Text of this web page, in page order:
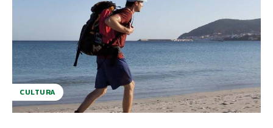
CULTURA